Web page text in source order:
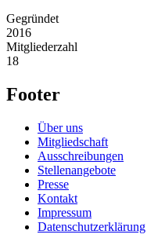
Gegründet
2016
Mitgliederzahl
18
Footer
Über uns
Mitgliedschaft
Ausschreibungen
Stellenangebote
Presse
Kontakt
Impressum
Datenschutzerklärung